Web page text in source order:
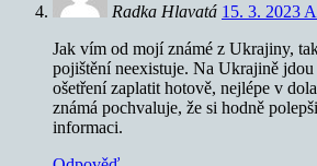
Radka Hlavatá 15. 3. 2023
Jak vím od mojí známé z Ukrajiny,
pojištění neexistuje. Na Ukrajině
ošetření zaplatit hotově, nejlépe v
známá pochvaluje, že si hodně
informaci.